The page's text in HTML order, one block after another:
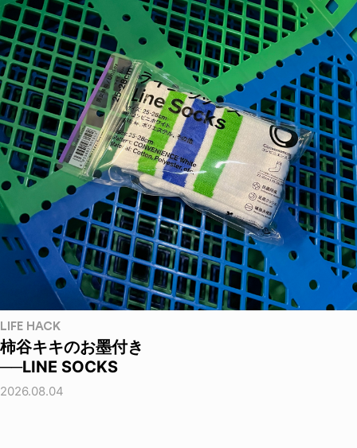
LIFE HACK
柿谷キキのお墨付き
──LINE SOCKS
2026.08.04